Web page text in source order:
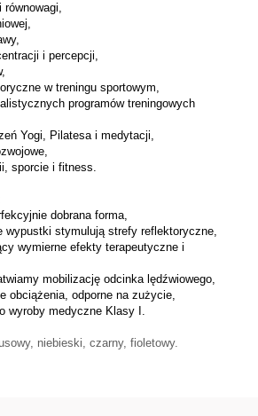
równowagi,
i percepcji,
w treningu sportowym,
programów treningowych
Yogi, Pilatesa i medytacji,
sporcie i fitness.
dobrana forma,
wypustki stymulują strefy reflektoryczne,
wymierne efekty terapeutyczne i
mobilizację odcinka lędźwiowego,
obciążenia, odporne na zużycie,
wyroby medyczne Klasy I.
niebieski, czarny, fioletowy.